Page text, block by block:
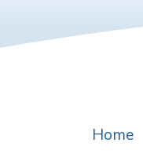
Home